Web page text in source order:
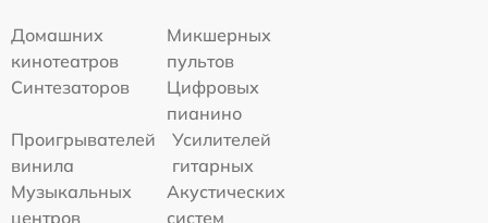
Домашних
кинотеатров
Микшерных
пультов
Синтезаторов
Цифровых
пианино
Проигрывателей
винила
Усилителей
гитарных
Музыкальных
центров
Акустических
систем